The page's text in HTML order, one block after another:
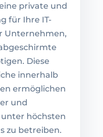
private und
für Ihre IT-
Unternehmen,
Diese
innerhalb
ermöglichen
und
höchsten
zu betreiben.